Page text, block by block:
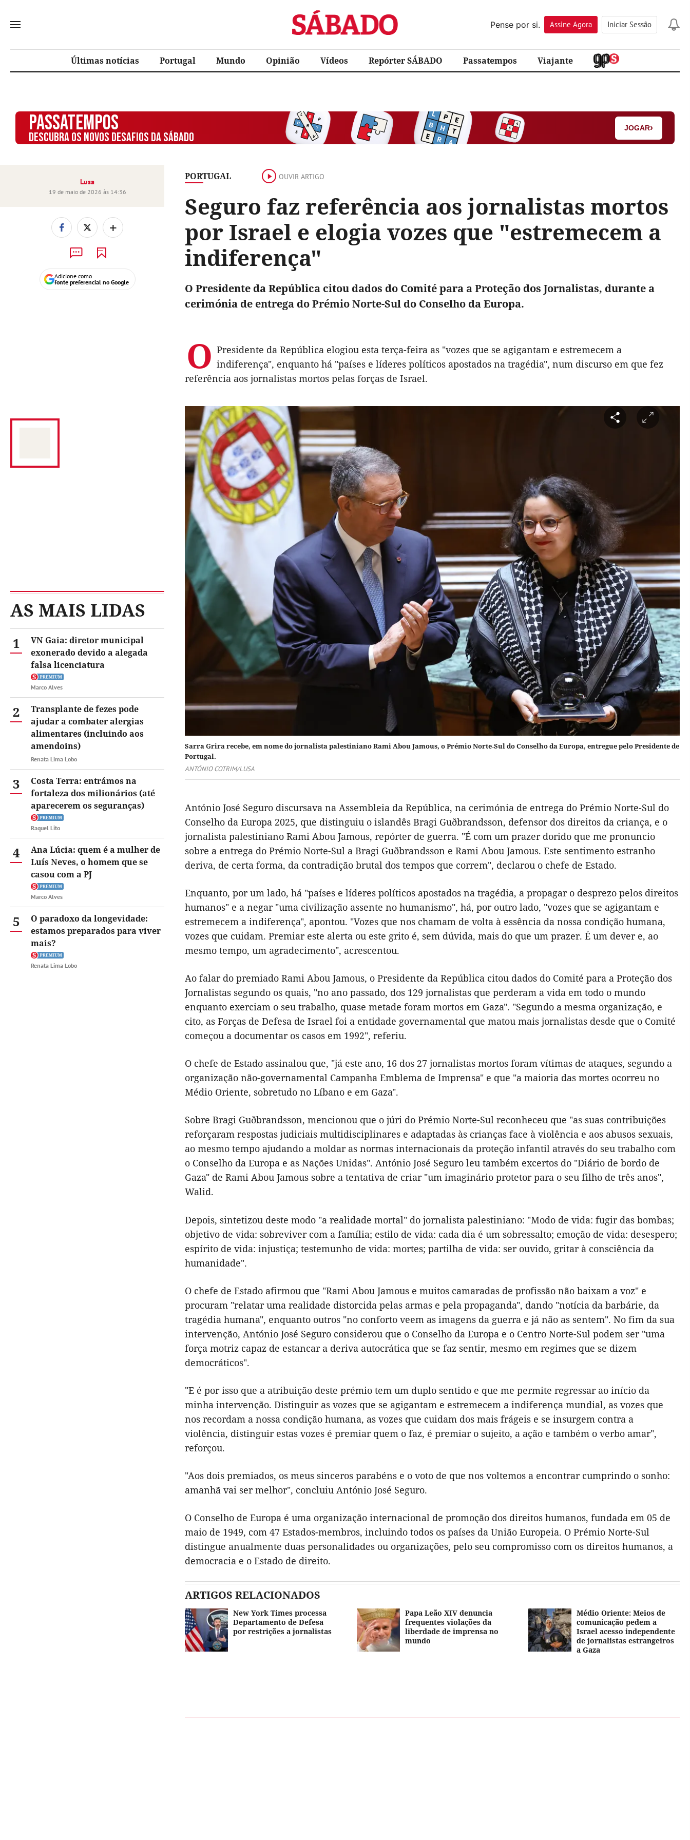
Sábado
Pense por si.
Assine Agora Iniciar Sessão
Últimas notícias Portugal Mundo Opinião Vídeos Repórter SÁBADO Passatempos Viajante
PASSATEMPOS
DESCUBRA OS NOVOS DESAFIOS DA SÁBADO
JOGAR›
PORTUGAL OUVIR ARTIGO
Seguro faz referência aos jornalistas mortos
por Israel e elogia vozes que "estremecem a
indiferença"
Lusa
19 de maio de 2026 às 14:36
+
Adicione como
fonte preferencial no Google
AS MAIS LIDAS
1
VN Gaia: diretor municipal
exonerado devido a alegada
falsa licenciatura
Marco Alves
2
Transplante de fezes pode
ajudar a combater alergias
alimentares (incluindo aos
amendoins)
Renata Lima Lobo
3
Costa Terra: entrámos na
fortaleza dos milionários (até
aparecerem os seguranças)
Raquel Lito
4
Ana Lúcia: quem é a mulher de
Luís Neves, o homem que se
casou com a PJ
Marco Alves
5
O paradoxo da longevidade:
estamos preparados para viver
mais?
Renata Lima Lobo
O Presidente da República citou dados do Comité para a Proteção dos Jornalistas, durante a
cerimónia de entrega do Prémio Norte-Sul do Conselho da Europa.
O Presidente da República elogiou esta terça-feira as "vozes que se agigantam e estremecem a
indiferença", enquanto há "países e líderes políticos apostados na tragédia", num discurso em que fez
referência aos jornalistas mortos pelas forças de Israel.
Sarra Grira recebe, em nome do jornalista palestiniano Rami Abou Jamous, o Prémio Norte‑Sul do Conselho da Europa, entregue pelo Presidente de
Portugal.
ANTÓNIO COTRIM/LUSA
António José Seguro discursava na Assembleia da República, na cerimónia de entrega do Prémio Norte-Sul do
Conselho da Europa 2025, que distinguiu o islandês Bragi Guðbrandsson, defensor dos direitos da criança, e o
jornalista palestiniano Rami Abou Jamous, repórter de guerra. "É com um prazer dorido que me pronuncio
sobre a entrega do Prémio Norte-Sul a Bragi Guðbrandsson e Rami Abou Jamous. Este sentimento estranho
deriva, de certa forma, da contradição brutal dos tempos que correm", declarou o chefe de Estado.
Enquanto, por um lado, há "países e líderes políticos apostados na tragédia, a propagar o desprezo pelos direitos
humanos" e a negar "uma civilização assente no humanismo", há, por outro lado, "vozes que se agigantam e
estremecem a indiferença", apontou. "Vozes que nos chamam de volta à essência da nossa condição humana,
vozes que cuidam. Premiar este alerta ou este grito é, sem dúvida, mais do que um prazer. É um dever e, ao
mesmo tempo, um agradecimento", acrescentou.
Ao falar do premiado Rami Abou Jamous, o Presidente da República citou dados do Comité para a Proteção dos
Jornalistas segundo os quais, "no ano passado, dos 129 jornalistas que perderam a vida em todo o mundo
enquanto exerciam o seu trabalho, quase metade foram mortos em Gaza". "Segundo a mesma organização, e
cito, as Forças de Defesa de Israel foi a entidade governamental que matou mais jornalistas desde que o Comité
começou a documentar os casos em 1992", referiu.
O chefe de Estado assinalou que, "já este ano, 16 dos 27 jornalistas mortos foram vítimas de ataques, segundo a
organização não-governamental Campanha Emblema de Imprensa" e que "a maioria das mortes ocorreu no
Médio Oriente, sobretudo no Líbano e em Gaza".
Sobre Bragi Guðbrandsson, mencionou que o júri do Prémio Norte-Sul reconheceu que "as suas contribuições
reforçaram respostas judiciais multidisciplinares e adaptadas às crianças face à violência e aos abusos sexuais,
ao mesmo tempo ajudando a moldar as normas internacionais da proteção infantil através do seu trabalho com
o Conselho da Europa e as Nações Unidas". António José Seguro leu também excertos do "Diário de bordo de
Gaza" de Rami Abou Jamous sobre a tentativa de criar "um imaginário protetor para o seu filho de três anos",
Walid.
Depois, sintetizou deste modo "a realidade mortal" do jornalista palestiniano: "Modo de vida: fugir das bombas;
objetivo de vida: sobreviver com a família; estilo de vida: cada dia é um sobressalto; emoção de vida: desespero;
espírito de vida: injustiça; testemunho de vida: mortes; partilha de vida: ser ouvido, gritar à consciência da
humanidade".
O chefe de Estado afirmou que "Rami Abou Jamous e muitos camaradas de profissão não baixam a voz" e
procuram "relatar uma realidade distorcida pelas armas e pela propaganda", dando "notícia da barbárie, da
tragédia humana", enquanto outros "no conforto veem as imagens da guerra e já não as sentem". No fim da sua
intervenção, António José Seguro considerou que o Conselho da Europa e o Centro Norte-Sul podem ser "uma
força motriz capaz de estancar a deriva autocrática que se faz sentir, mesmo em regimes que se dizem
democráticos".
"E é por isso que a atribuição deste prémio tem um duplo sentido e que me permite regressar ao início da
minha intervenção. Distinguir as vozes que se agigantam e estremecem a indiferença mundial, as vozes que
nos recordam a nossa condição humana, as vozes que cuidam dos mais frágeis e se insurgem contra a
violência, distinguir estas vozes é premiar quem o faz, é premiar o sujeito, a ação e também o verbo amar",
reforçou.
"Aos dois premiados, os meus sinceros parabéns e o voto de que nos voltemos a encontrar cumprindo o sonho:
amanhã vai ser melhor", concluiu António José Seguro.
O Conselho de Europa é uma organização internacional de promoção dos direitos humanos, fundada em 05 de
maio de 1949, com 47 Estados-membros, incluindo todos os países da União Europeia. O Prémio Norte-Sul
distingue anualmente duas personalidades ou organizações, pelo seu compromisso com os direitos humanos, a
democracia e o Estado de direito.
ARTIGOS RELACIONADOS
New York Times processa
Departamento de Defesa
por restrições a jornalistas
Papa Leão XIV denuncia
frequentes violações da
liberdade de imprensa no
mundo
Médio Oriente: Meios de
comunicação pedem a
Israel acesso independente
de jornalistas estrangeiros
a Gaza